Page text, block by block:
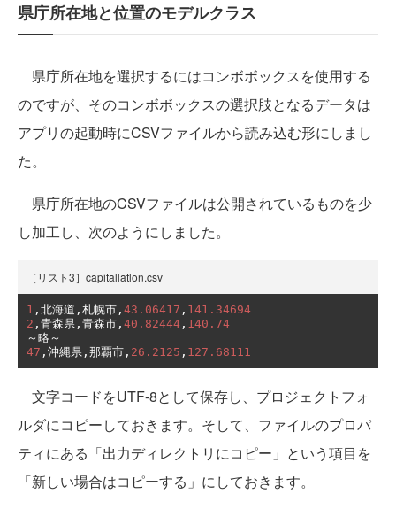
県庁所在地と位置のモデルクラス
県庁所在地を選択するにはコンボボックスを使用する
のですが、そのコンボボックスの選択肢となるデータは
アプリの起動時にCSVファイルから読み込む形にしまし
た。
県庁所在地のCSVファイルは公開されているものを少
し加工し、次のようにしました。
［リスト3］capitallatlon.csv
1 ,北海道,札幌市, 43.06417 , 141.34694
2 ,青森県,青森市, 40.82444 , 140.74
～略～
47 ,沖縄県,那覇市, 26.2125 , 127.68111
文字コードをUTF-8として保存し、プロジェクトフォ
ルダにコピーしておきます。そして、ファイルのプロパ
ティにある「出力ディレクトリにコピー」という項目を
「新しい場合はコピーする」にしておきます。